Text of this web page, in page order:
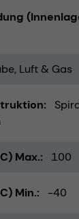
Luft & Gas
Max. 100
Min. -40